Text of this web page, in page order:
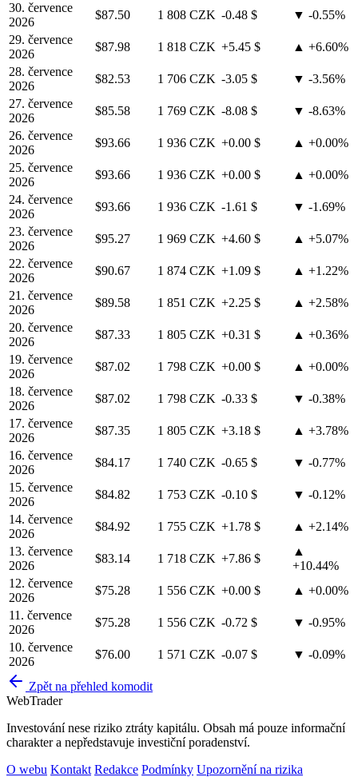
30. července
2026
$87.50 1 808 CZK -0.48 $
▼ -0.55%
29. července
2026
$87.98 1 818 CZK +5.45 $
▲ +6.60%
28. července
2026
$82.53 1 706 CZK -3.05 $
▼ -3.56%
27. července
2026
$85.58 1 769 CZK -8.08 $
▼ -8.63%
26. července
2026
$93.66 1 936 CZK +0.00 $
▲ +0.00%
25. července
2026
$93.66 1 936 CZK +0.00 $
▲ +0.00%
24. července
2026
$93.66 1 936 CZK -1.61 $
▼ -1.69%
23. července
2026
$95.27 1 969 CZK +4.60 $
▲ +5.07%
22. července
2026
$90.67 1 874 CZK +1.09 $
▲ +1.22%
21. července
2026
$89.58 1 851 CZK +2.25 $
▲ +2.58%
20. července
2026
$87.33 1 805 CZK +0.31 $
▲ +0.36%
19. července
2026
$87.02 1 798 CZK +0.00 $
▲ +0.00%
18. července
2026
$87.02 1 798 CZK -0.33 $
▼ -0.38%
17. července
2026
$87.35 1 805 CZK +3.18 $
▲ +3.78%
16. července
2026
$84.17 1 740 CZK -0.65 $
▼ -0.77%
15. července
2026
$84.82 1 753 CZK -0.10 $
▼ -0.12%
14. července
2026
$84.92 1 755 CZK +1.78 $
▲ +2.14%
13. července
2026
$83.14 1 718 CZK +7.86 $
▲
+10.44%
12. července
2026
$75.28 1 556 CZK +0.00 $
▲ +0.00%
11. července
2026
$75.28 1 556 CZK -0.72 $
▼ -0.95%
10. července
2026
$76.00 1 571 CZK -0.07 $ ▼ -0.09%
Zpět na přehled komodit
WebTrader
Investování nese riziko ztráty kapitálu. Obsah má pouze informační
charakter a nepředstavuje investiční poradenství.
O webu Kontakt Redakce Podmínky Upozornění na rizika